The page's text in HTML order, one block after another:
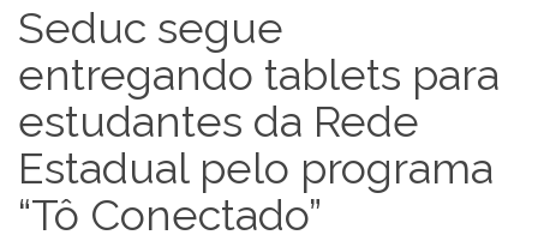
Seduc segue
entregando tablets para
estudantes da Rede
Estadual pelo programa
“Tô Conectado”